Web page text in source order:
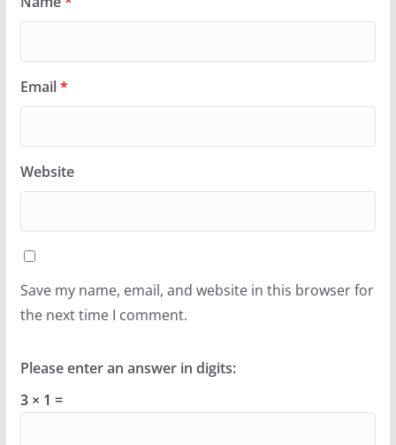
Email*
Website
Save my name, email, and website in this browser for
the next time I comment.
Please enter an answer in digits:
3 × 1 =